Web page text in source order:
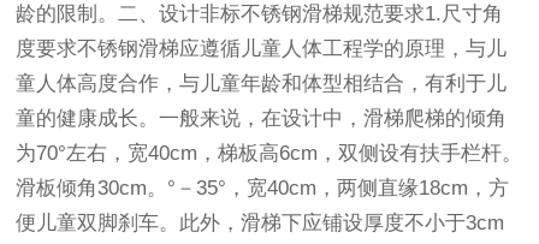
龄的限制。二、设计非标不锈钢滑梯规范要求1.尺寸角
度要求不锈钢滑梯应遵循儿童人体工程学的原理，与儿
童人体高度合作，与儿童年龄和体型相结合，有利于儿
童的健康成长。一般来说，在设计中，滑梯爬梯的倾角
为70°左右，宽40cm，梯板高6cm，双侧设有扶手栏杆。
滑板倾角30cm。°－35°，宽40cm，两侧直缘18cm，方
便儿童双脚刹车。此外，滑梯下应铺设厚度不小于3cm